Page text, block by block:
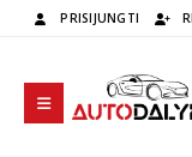
PRISIJUNGTI